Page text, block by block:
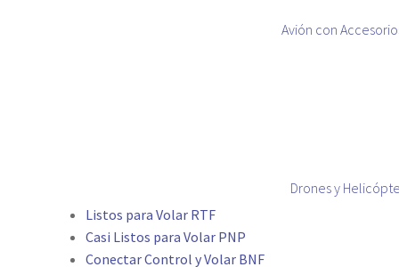
Avión con
Drones y
Listos para Volar RTF
Casi Listos para Volar PNP
Conectar Control y Volar BNF